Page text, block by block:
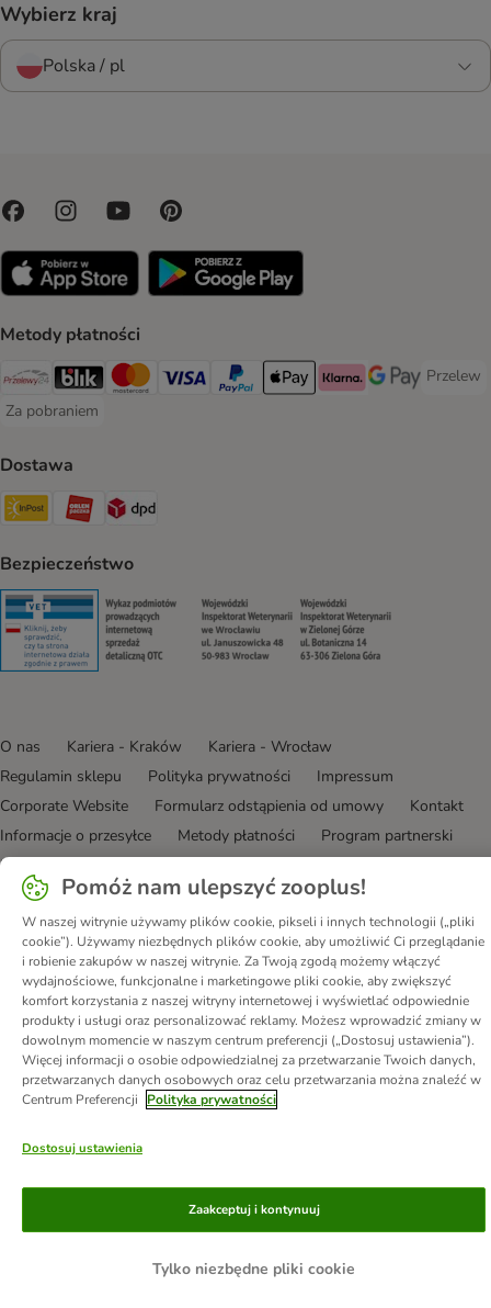
Wybierz kraj
Polska / pl
Metody płatności
Przelewy24 Payment Method
Blik Payment Method
MasterCard Payment Method
Visa Payment Method
PayPal Payment Method
Apple Pay Payment Method
Klarna Payment Method
Google Pay
Przelew
Przelew
Za pobraniem
Za pobraniem Payment Method
Dostawa
Paczkomat® Shipping Method
ORLEN Paczka Shipping Method
Bezpieczeństwo
Security Security Security
O nas Kariera - Kraków
Kariera - Wrocław
Regulamin sklepu
Polityka prywatności
Impressum
Corporate Website
Formularz odstąpienia od umowy
Kontakt
Informacje o przesyłce
Metody płatności
Program partnerski
Korzyści
Pomóż nam ulepszyć zooplus!
W naszej witrynie używamy plików cookie, pikseli i innych technologii („pliki
cookie”). Używamy niezbędnych plików cookie, aby umożliwić Ci przeglądanie
i robienie zakupów w naszej witrynie. Za Twoją zgodą możemy włączyć
wydajnościowe, funkcjonalne i marketingowe pliki cookie, aby zwiększyć
komfort korzystania z naszej witryny internetowej i wyświetlać odpowiednie
produkty i usługi oraz personalizować reklamy. Możesz wprowadzić zmiany w
dowolnym momencie w naszym centrum preferencji („Dostosuj ustawienia”).
Więcej informacji o osobie odpowiedzialnej za przetwarzanie Twoich danych,
przetwarzanych danych osobowych oraz celu przetwarzania można znaleźć w
Centrum Preferencji
Polityka prywatności
Dostosuj ustawienia
Tylko niezbędne pliki cookie
Zaakceptuj i kontynuuj